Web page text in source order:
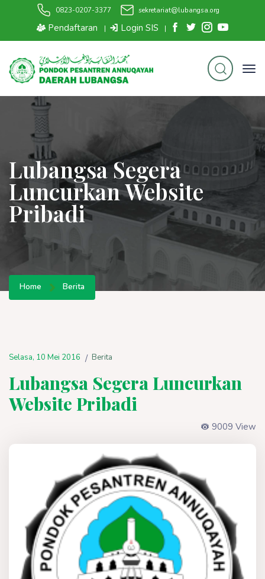
0823-0207-3377 sekretariat@lubangsa.org
Pendaftaran | Login SIS |
Lubangsa Segera
Luncurkan Website
Pribadi
Home Berita
Selasa, 10 Mei 2016 / Berita
Lubangsa Segera Luncurkan
Website Pribadi
9009 View